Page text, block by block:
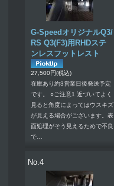
G-SpeedオリジナルQ3/
RS Q3(F3)用RHDステ
ンレスフットレスト
27,500円(税込)
在庫あり約3営業日後発送予定
です。 ○ご注意1 近づいてよく
見ると角度によってはウスキズ
が見える場合がございます。表
面処理がそう見えるためで不良
で…
No.4